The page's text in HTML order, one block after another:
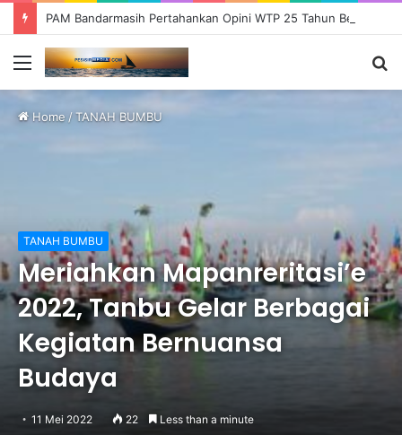
Menu
Home /TANAH BUMBU
TANAH BUMBU
Meriahkan Mapanreritasi’e
2022, Tanbu Gelar Berbagai
Kegiatan Bernuansa
Budaya
11 Mei 2022 22 Less than a minute